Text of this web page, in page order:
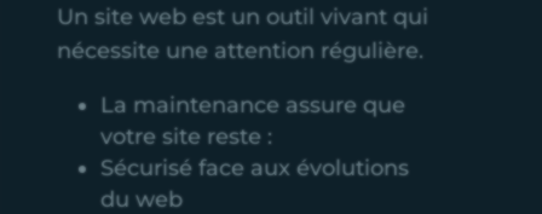
Un site web est un outil vivant qui
nécessite une attention régulière.
La maintenance assure que
votre site reste :
Sécurisé face aux évolutions
du web